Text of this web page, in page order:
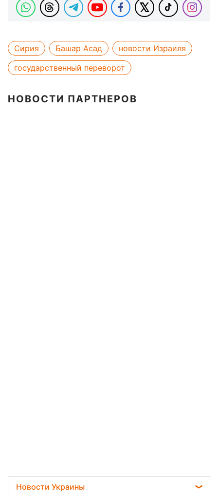
Сирия Башар Асад
новости Израиля
государственный переворот
НОВОСТИ ПАРТНЕРОВ
Новости Украины